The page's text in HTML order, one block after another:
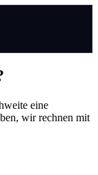
eine
wir rechnen mit